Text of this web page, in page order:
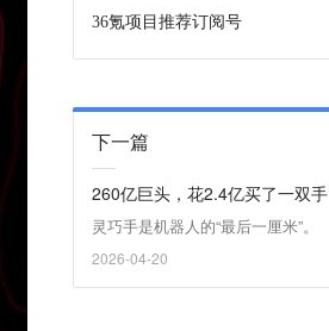
36氪项目推荐订阅号
下一篇
260亿巨头，花2.4亿买了一双手
灵巧手是机器人的“最后一厘米”。
2026-04-20